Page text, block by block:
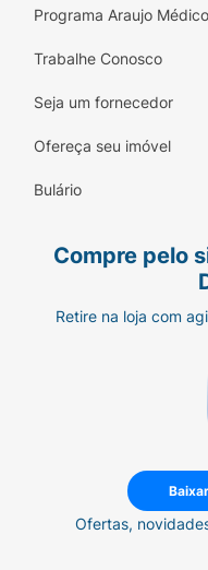
Programa Araujo Médico
Trabalhe Conosco
Seja um fornecedor
Ofereça seu imóvel
Bulário
Compre pelo
Retire na loja com
Ofertas,